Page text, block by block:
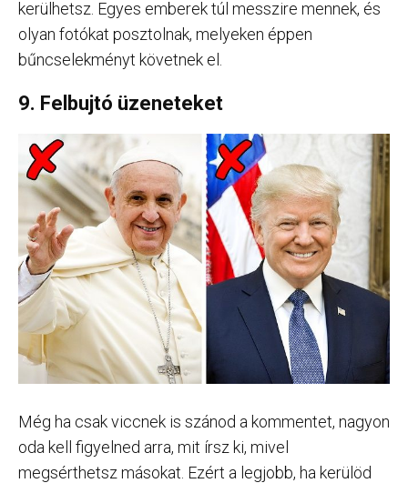
kerülhetsz. Egyes emberek túl messzire mennek, és
olyan fotókat posztolnak, melyeken éppen
bűncselekményt követnek el.
9. Felbujtó üzeneteket
Még ha csak viccnek is szánod a kommentet, nagyon
oda kell figyelned arra, mit írsz ki, mivel
megsérthetsz másokat. Ezért a legjobb, ha kerülöd